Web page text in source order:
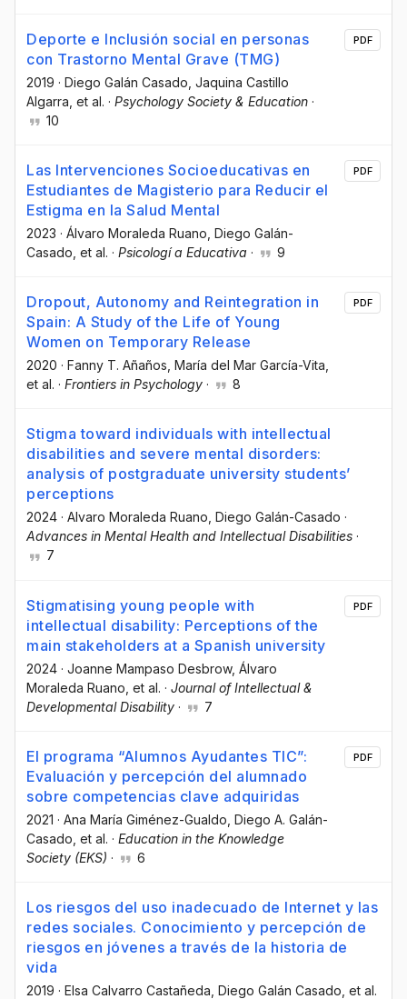
Deporte e Inclusión social en personas
con Trastorno Mental Grave (TMG)
2019 · Diego Galán Casado , Jaquina Castillo
Algarra , et al. · Psychology Society & Education ·
10
PDF
Las Intervenciones Socioeducativas en
Estudiantes de Magisterio para Reducir el
Estigma en la Salud Mental
2023 · Álvaro Moraleda Ruano , Diego Galán-
Casado , et al. · Psicologí a Educativa · 9
PDF
Dropout, Autonomy and Reintegration in
Spain: A Study of the Life of Young
Women on Temporary Release
2020 · Fanny T. Añaños , María del Mar García-Vita
et al. · Frontiers in Psychology · 8
PDF
Stigma toward individuals with intellectual
disabilities and severe mental disorders:
analysis of postgraduate university students’
perceptions
2024 · Alvaro Moraleda Ruano , Diego Galán-Casado ·
Advances in Mental Health and Intellectual Disabilities ·
7
Stigmatising young people with
intellectual disability: Perceptions of the
main stakeholders at a Spanish university
2024 · Joanne Mampaso Desbrow, Álvaro
Moraleda Ruano , et al. · Journal of Intellectual &
Developmental Disability · 7
PDF
El programa “Alumnos Ayudantes TIC”:
Evaluación y percepción del alumnado
sobre competencias clave adquiridas
2021 · Ana María Giménez-Gualdo , Diego A. Galán-
Casado , et al. · Education in the Knowledge
Society (EKS) · 6
PDF
Los riesgos del uso inadecuado de Internet y las
redes sociales. Conocimiento y percepción de
riesgos en jóvenes a través de la historia de
vida
2019 · Elsa Calvarro Castañeda , Diego Galán Casado , et al.